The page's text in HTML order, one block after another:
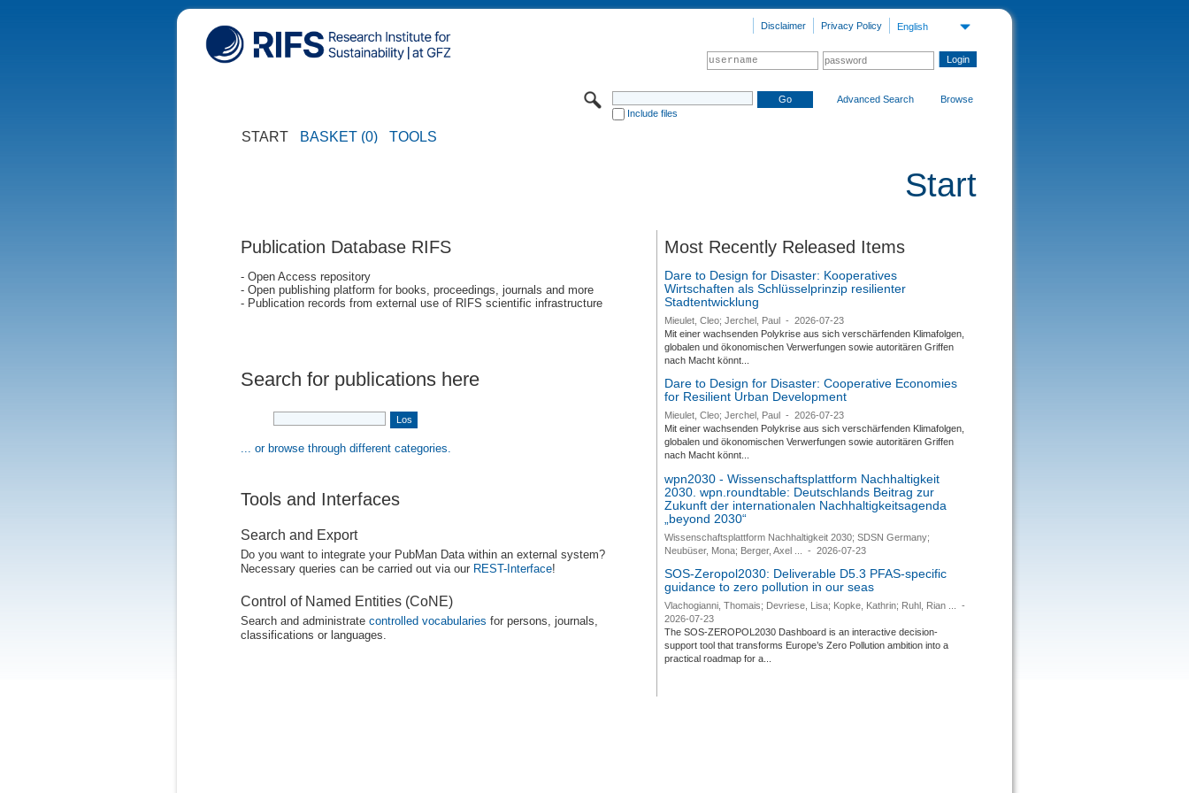
English
Privacy Policy
Disclaimer
Include files
Advanced Search Browse
START BASKET (0) TOOLS
Start
Publication Database RIFS
- Open Access repository
- Open publishing platform for books, proceedings, journals and more
- Publication records from external use of RIFS scientific infrastructure
Search for publications here
... or browse through different categories.
Tools and Interfaces
Search and Export
Do you want to integrate your PubMan Data within an external system?
Necessary queries can be carried out via our REST-Interface!
Control of Named Entities (CoNE)
Search and administrate controlled vocabularies for persons, journals,
classifications or languages.
Most Recently Released Items
Dare to Design for Disaster: Kooperatives
Wirtschaften als Schlüsselprinzip resilienter
Stadtentwicklung
Mieulet, Cleo; Jerchel, Paul -
2026-07-23
Mit einer wachsenden Polykrise aus sich verschärfenden Klimafolgen,
globalen und ökonomischen Verwerfungen sowie autoritären Griffen
nach Macht könnt...
Dare to Design for Disaster: Cooperative Economies
for Resilient Urban Development
Mieulet, Cleo; Jerchel, Paul -
2026-07-23
Mit einer wachsenden Polykrise aus sich verschärfenden Klimafolgen,
globalen und ökonomischen Verwerfungen sowie autoritären Griffen
nach Macht könnt...
wpn2030 - Wissenschaftsplattform Nachhaltigkeit
2030. wpn.roundtable: Deutschlands Beitrag zur
Zukunft der internationalen Nachhaltigkeitsagenda
„beyond 2030“
Wissenschaftsplattform Nachhaltigkeit 2030; SDSN Germany;
Neubüser, Mona; Berger, Axel ...
- 2026-07-23
SOS-Zeropol2030: Deliverable D5.3 PFAS-specific
guidance to zero pollution in our seas
Vlachogianni, Thomais; Devriese, Lisa; Kopke, Kathrin; Ruhl, Rian ...
-
2026-07-23
The SOS-ZEROPOL2030 Dashboard is an interactive decision-
support tool that transforms Europe’s Zero Pollution ambition into a
practical roadmap for a...